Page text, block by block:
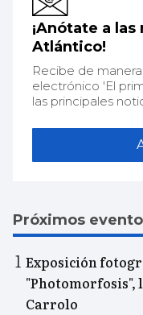
¡Anótate a
Atlántico!
Recibe de
electrónico 'El
las principales
Próximos
Exposición
"Photomorfosis",
Carrolo